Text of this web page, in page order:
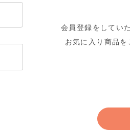
会員登録をしてい
お気に入り商品